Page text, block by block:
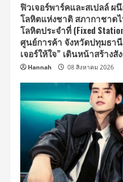
ฟิวเจอร์พาร์คและสเปลล์ ผ
โลหิตแห่งชาติ สภากาชาด
โลหิตประจำที่ (Fixed
ศูนย์การค้า จังหวัดปทุมธานี
เจอร์ให้ใจ” เดินหน้าสร้างสั
Hannah 08 สิงหาคม 2026